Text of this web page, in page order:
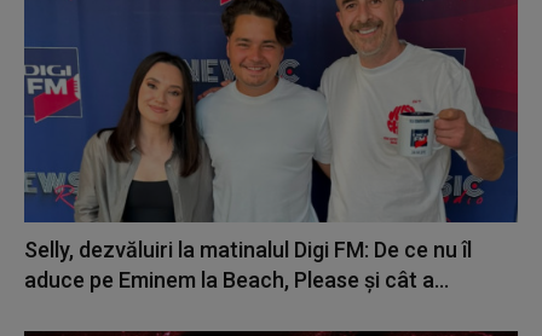
Selly, dezvăluiri la matinalul Digi FM: De ce nu îl
aduce pe Eminem la Beach, Please și cât a...